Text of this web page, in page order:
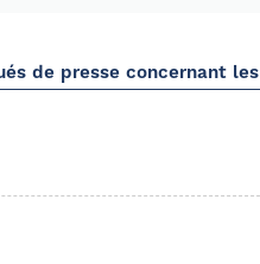
de presse concernant les